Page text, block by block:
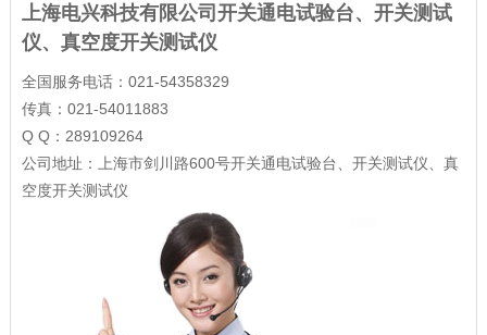
上海电兴科技有限公司开关通电试验台、开关测试
仪、真空度开关测试仪
全国服务电话：021-54358329
传真：021-54011883
Q Q：289109264
公司地址：上海市剑川路600号开关通电试验台、开关测试仪、真
空度开关测试仪